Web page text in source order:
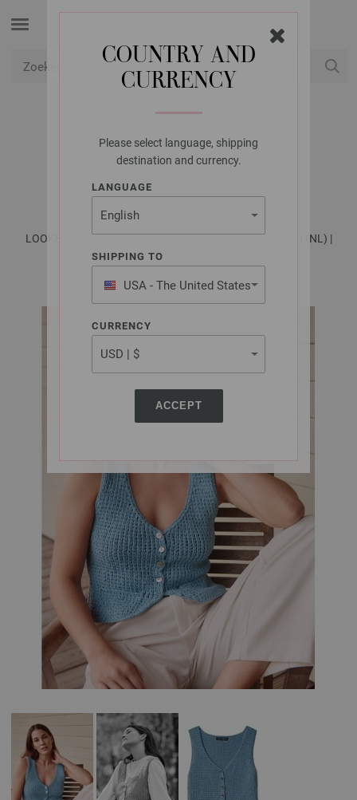
COUNTRY AND
CURRENCY
Please select language, shipping
destination and currency.
LANGUAGE
SHIPPING TO
USA - The United States
of America
CURRENCY
ACCEPT
LANA GROSSA
HESJE RICCIO
LOOKBOOK No. 16 - Tijdschrift (DE) + Breibeschrijvingen (NL) |
Model 13